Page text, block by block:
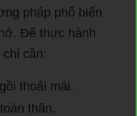
pháp phổ biến
Để thực hành
cần:
thoải mái.
thân.